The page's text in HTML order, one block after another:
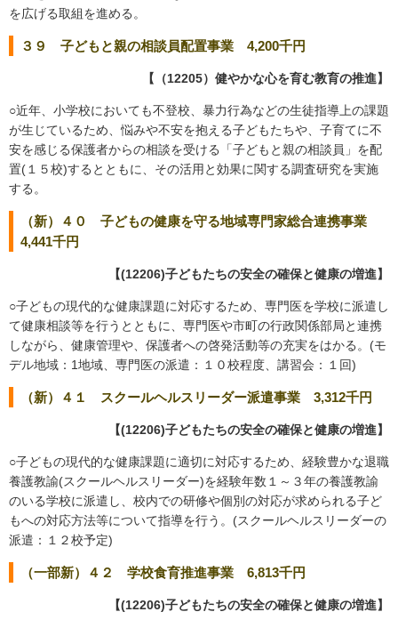
を広げる取組を進める。
３９ 子どもと親の相談員配置事業 4,200千円
【（12205）健やかな心を育む教育の推進】
○近年、小学校においても不登校、暴力行為などの生徒指導上の課題
が生じているため、悩みや不安を抱える子どもたちや、子育てに不
安を感じる保護者からの相談を受ける「子どもと親の相談員」を配
置(１５校)するとともに、その活用と効果に関する調査研究を実施
する。
（新）４０ 子どもの健康を守る地域専門家総合連携事業
4,441千円
【(12206)子どもたちの安全の確保と健康の増進】
○子どもの現代的な健康課題に対応するため、専門医を学校に派遣し
て健康相談等を行うとともに、専門医や市町の行政関係部局と連携
しながら、健康管理や、保護者への啓発活動等の充実をはかる。(モ
デル地域：1地域、専門医の派遣：１０校程度、講習会：１回)
（新）４１ スクールヘルスリーダー派遣事業 3,312千円
【(12206)子どもたちの安全の確保と健康の増進】
○子どもの現代的な健康課題に適切に対応するため、経験豊かな退職
養護教諭(スクールヘルスリーダー)を経験年数１～３年の養護教諭
のいる学校に派遣し、校内での研修や個別の対応が求められる子ど
もへの対応方法等について指導を行う。(スクールヘルスリーダーの
派遣：１２校予定)
（一部新）４２ 学校食育推進事業 6,813千円
【(12206)子どもたちの安全の確保と健康の増進】